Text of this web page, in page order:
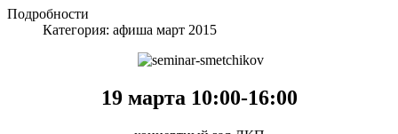
Подробности
Категория: афиша март 2015
19 марта 10:00-16:00